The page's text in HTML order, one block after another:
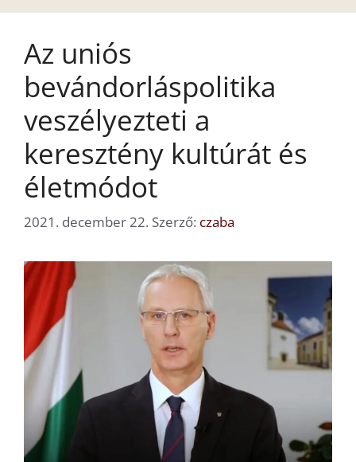
Az uniós
bevándorláspolitika
veszélyezteti a
keresztény kultúrát és
életmódot
2021. december 22. Szerző: czaba